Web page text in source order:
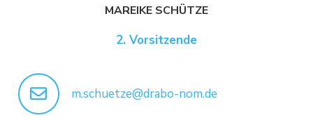
MAREIKE SCHÜTZE
2. Vorsitzende
m.schuetze@drabo-nom.de